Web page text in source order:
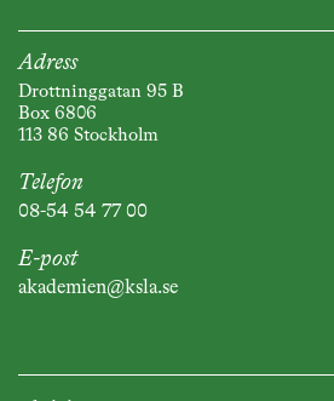
Adress
Drottninggatan 95 B
Box 6806
113 86 Stockholm
Telefon
08-54 54 77 00
E-post
akademien@ksla.se